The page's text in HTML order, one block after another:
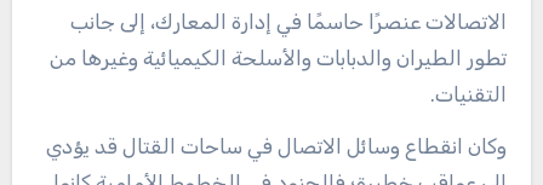
الاتصالات عنصرًا حاسمًا في إدارة المعارك، إلى جانب
تطور الطيران والدبابات والأسلحة الكيميائية وغيرها من
التقنيات.
وكان انقطاع وسائل الاتصال في ساحات القتال قد يؤدي